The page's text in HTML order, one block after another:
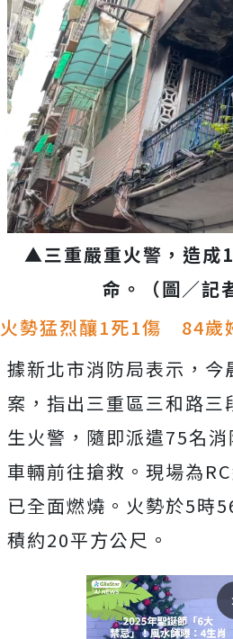
▲三重嚴重火警，造成
命。（圖／記
火勢猛烈釀1死1傷 84歲
據新北市消防局表示，今
案，指出三重區三和路
生火警，隨即派遣75名
車輛前往搶救。現場為
已全面燃燒。火勢於5時
積約20平方公尺。